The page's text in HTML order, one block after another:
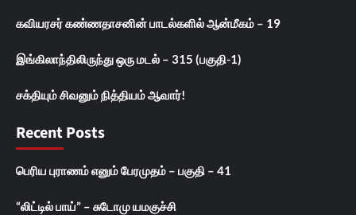
கவியரசர் கண்ணதாசனின் பாடல்களில் ஆன்மீகம் – 19
இங்கிலாந்திலிருந்து ஒரு மடல் – 315 (பகுதி-1)
சக்தியும் சிவனும் நித்தியம் ஆவார்!
Recent Posts
பெரிய புராணம் எனும் பேரமுதம் – பகுதி – 41
“லிட்டில் பாய்” – சுடோமு யமகுச்சி